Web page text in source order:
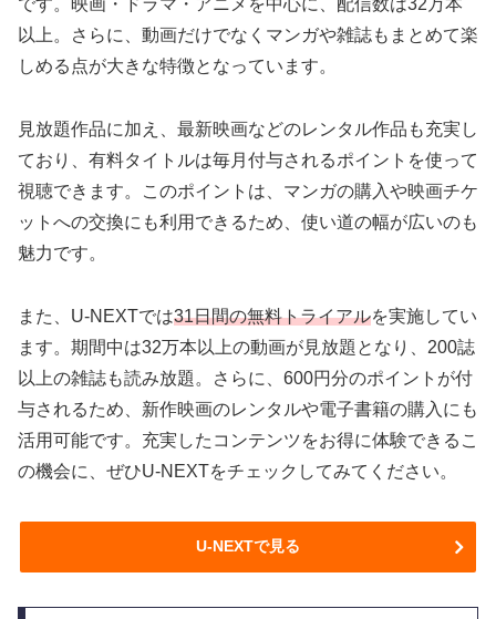
です。映画・ドラマ・アニメを中心に、配信数は32万本
以上。さらに、動画だけでなくマンガや雑誌もまとめて楽
しめる点が大きな特徴となっています。
見放題作品に加え、最新映画などのレンタル作品も充実し
ており、有料タイトルは毎月付与されるポイントを使って
視聴できます。このポイントは、マンガの購入や映画チケ
ットへの交換にも利用できるため、使い道の幅が広いのも
魅力です。
また、U-NEXTでは31日間の無料トライアルを実施してい
ます。期間中は32万本以上の動画が見放題となり、200誌
以上の雑誌も読み放題。さらに、600円分のポイントが付
与されるため、新作映画のレンタルや電子書籍の購入にも
活用可能です。充実したコンテンツをお得に体験できるこ
の機会に、ぜひU-NEXTをチェックしてみてください。
U-NEXTで見る